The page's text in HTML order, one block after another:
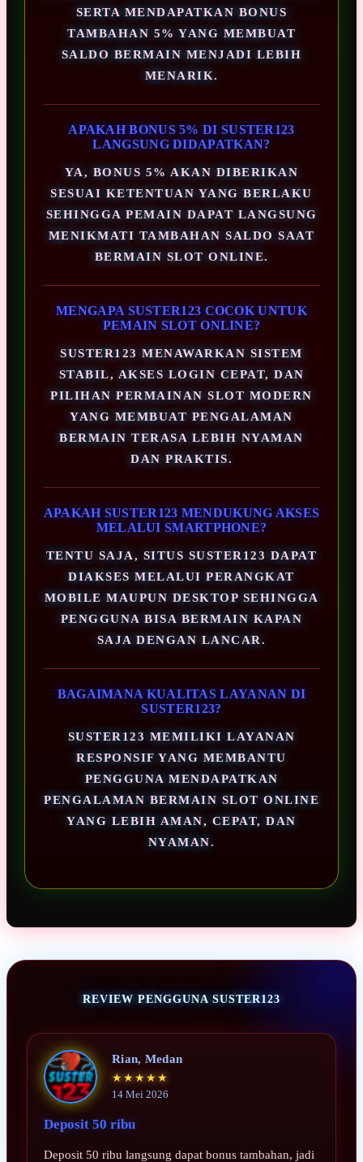
SERTA MENDAPATKAN BONUS
TAMBAHAN 5% YANG MEMBUAT
SALDO BERMAIN MENJADI LEBIH
MENARIK.
APAKAH BONUS 5% DI SUSTER123
LANGSUNG DIDAPATKAN?
YA, BONUS 5% AKAN DIBERIKAN
SESUAI KETENTUAN YANG BERLAKU
SEHINGGA PEMAIN DAPAT LANGSUNG
MENIKMATI TAMBAHAN SALDO SAAT
BERMAIN SLOT ONLINE.
MENGAPA SUSTER123 COCOK UNTUK
PEMAIN SLOT ONLINE?
SUSTER123 MENAWARKAN SISTEM
STABIL, AKSES LOGIN CEPAT, DAN
PILIHAN PERMAINAN SLOT MODERN
YANG MEMBUAT PENGALAMAN
BERMAIN TERASA LEBIH NYAMAN
DAN PRAKTIS.
APAKAH SUSTER123 MENDUKUNG AKSES
MELALUI SMARTPHONE?
TENTU SAJA, SITUS SUSTER123 DAPAT
DIAKSES MELALUI PERANGKAT
MOBILE MAUPUN DESKTOP SEHINGGA
PENGGUNA BISA BERMAIN KAPAN
SAJA DENGAN LANCAR.
BAGAIMANA KUALITAS LAYANAN DI
SUSTER123?
SUSTER123 MEMILIKI LAYANAN
RESPONSIF YANG MEMBANTU
PENGGUNA MENDAPATKAN
PENGALAMAN BERMAIN SLOT ONLINE
YANG LEBIH AMAN, CEPAT, DAN
NYAMAN.
REVIEW PENGGUNA SUSTER123
Rian, Medan
★★★★★
14 Mei 2026
Deposit 50 ribu
Deposit 50 ribu langsung dapat bonus tambahan, jadi